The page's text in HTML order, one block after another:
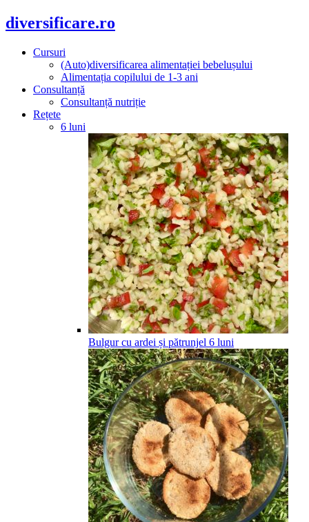
diversificare.ro
Cursuri
(Auto)diversificarea alimentației bebelușului
Alimentația copilului de 1-3 ani
Consultanță
Consultanță nutriție
Rețete
6 luni
Bulgur cu ardei și pătrunjel 6 luni